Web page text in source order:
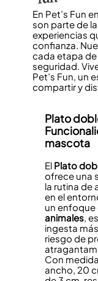
En Pet’s Fun
son parte de
experiencias
confianza.
cada etapa
seguridad.
Pet’s Fun, un
compartir y
Plato
mascota
El Plato
ofrece una
la rutina de
en el
un enfoque
animales,
ingesta
riesgo de
Con
ancho, 20